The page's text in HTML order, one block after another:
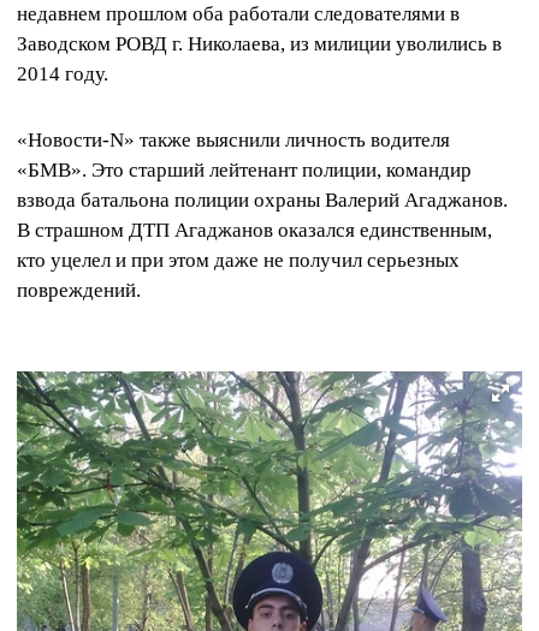
недавнем прошлом оба работали следователями в
Заводском РОВД г. Николаева, из милиции уволились в
2014 году.
«Новости-N» также выяснили личность водителя
«БМВ». Это старший лейтенант полиции, командир
взвода батальона полиции охраны Валерий Агаджанов.
В страшном ДТП Агаджанов оказался единственным,
кто уцелел и при этом даже не получил серьезных
повреждений.